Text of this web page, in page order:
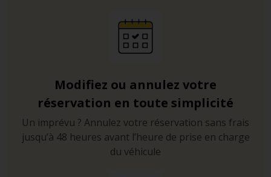
Modifiez ou annulez votre
réservation en toute simplicité
Un imprévu ? Annulez votre réservation sans frais
jusqu’à 48 heures avant l’heure de prise en charge
du véhicule